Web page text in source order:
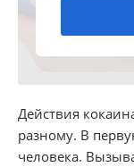
Действия
разному. В
человека.